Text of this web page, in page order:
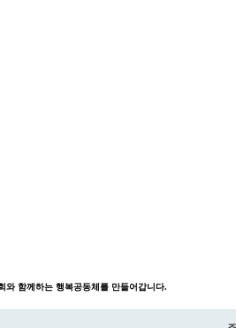
와 함께하는 행복공동체를 만들어갑니다.